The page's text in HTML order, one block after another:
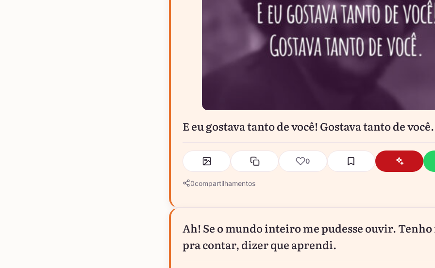
E eu gostava tanto de você! Gostava tanto de você.
0
0compartilhamentos
Ah! Se o mundo inteiro me pudesse ouvir.
pra contar, dizer que aprendi.